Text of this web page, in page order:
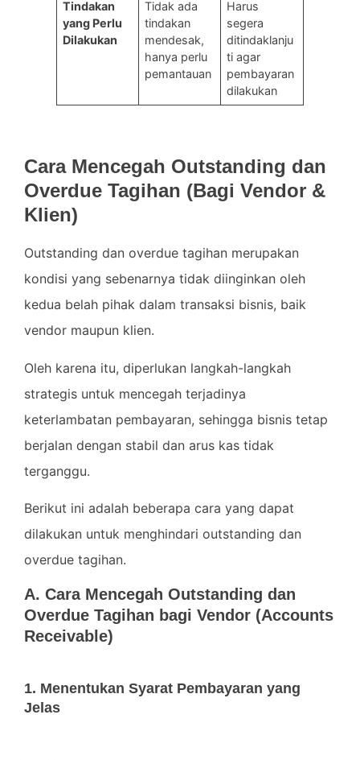
Tindakan
yang Perlu
Dilakukan
Tidak ada
tindakan
mendesak,
hanya perlu
pemantauan
Harus
segera
ditindaklanju
ti agar
pembayaran
dilakukan
Cara Mencegah Outstanding dan
Overdue Tagihan (Bagi Vendor &
Klien)
Outstanding dan overdue tagihan merupakan
kondisi yang sebenarnya tidak diinginkan oleh
kedua belah pihak dalam transaksi bisnis, baik
vendor maupun klien.
Oleh karena itu, diperlukan langkah-langkah
strategis untuk mencegah terjadinya
keterlambatan pembayaran, sehingga bisnis tetap
berjalan dengan stabil dan arus kas tidak
terganggu.
Berikut ini adalah beberapa cara yang dapat
dilakukan untuk menghindari outstanding dan
overdue tagihan.
A. Cara Mencegah Outstanding dan
Overdue Tagihan bagi Vendor (Accounts
Receivable)
1. Menentukan Syarat Pembayaran yang
Jelas